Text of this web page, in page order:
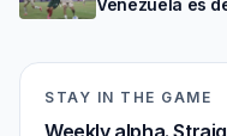
Venezuela es
STAY IN THE GAME